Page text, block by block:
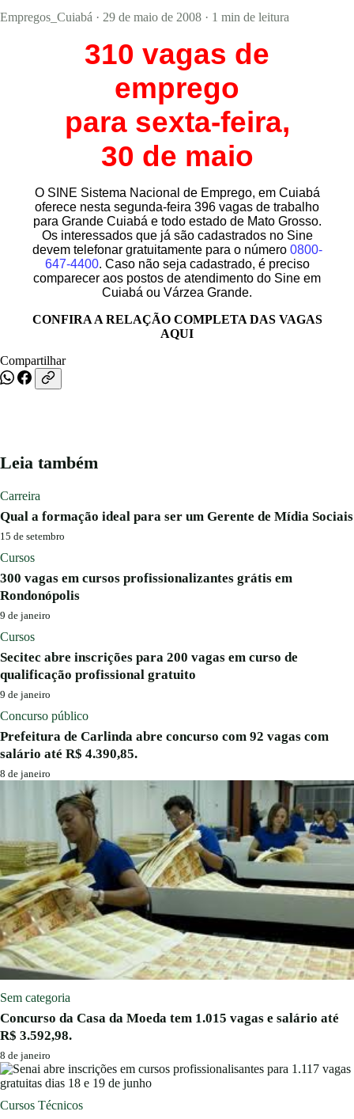
Empregos_Cuiabá · 29 de maio de 2008 · 1 min de leitura
310 vagas de
emprego
para sexta-feira,
30 de maio
O SINE Sistema Nacional de Emprego, em Cuiabá
oferece nesta segunda-feira 396 vagas de trabalho
para Grande Cuiabá e todo estado de Mato Grosso.
Os interessados que já são cadastrados no Sine
devem telefonar gratuitamente para o número 0800-
647-4400. Caso não seja cadastrado, é preciso
comparecer aos postos de atendimento do Sine em
Cuiabá ou Várzea Grande.
CONFIRA A RELAÇÃO COMPLETA DAS VAGAS
AQUI
Compartilhar
Leia também
Carreira
Qual a formação ideal para ser um Gerente de Mídia Sociais
15 de setembro
Cursos
300 vagas em cursos profissionalizantes grátis em
Rondonópolis
9 de janeiro
Cursos
Secitec abre inscrições para 200 vagas em curso de
qualificação profissional gratuito
9 de janeiro
Concurso público
Prefeitura de Carlinda abre concurso com 92 vagas com
salário até R$ 4.390,85.
8 de janeiro
Sem categoria
Concurso da Casa da Moeda tem 1.015 vagas e salário até
R$ 3.592,98.
8 de janeiro
Cursos Técnicos